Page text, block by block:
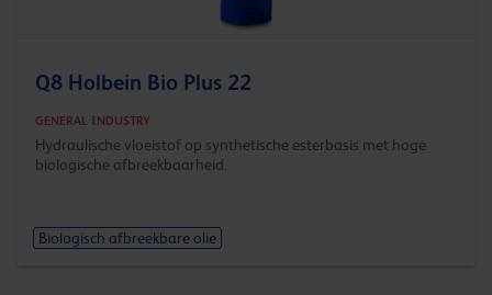
Q8 Holbein Bio Plus 22
GENERAL INDUSTRY
Hydraulische vloeistof op synthetische esterbasis met hoge
biologische afbreekbaarheid.
Biologisch afbreekbare olie